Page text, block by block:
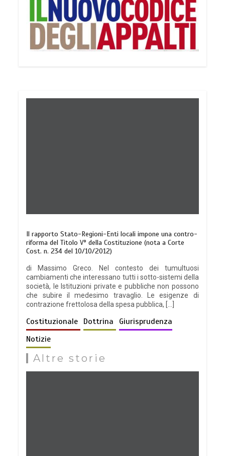
Il rapporto Stato-Regioni-Enti locali impone una contro-
riforma del Titolo V° della Costituzione (nota a Corte
Cost. n. 234 del 10/10/2012)
di Massimo Greco. Nel contesto dei tumultuosi
cambiamenti che interessano tutti i sotto-sistemi della
società, le Istituzioni private e pubbliche non possono
che subire il medesimo travaglio. Le esigenze di
contrazione frettolosa della spesa pubblica, […]
Costituzionale Dottrina
Giurisprudenza
Notizie
Altre storie